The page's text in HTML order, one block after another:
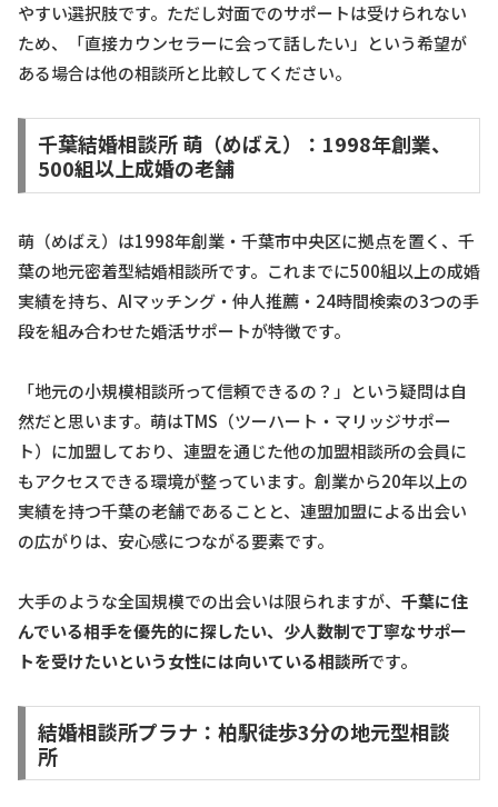
やすい選択肢です。ただし対面でのサポートは受けられない
ため、「直接カウンセラーに会って話したい」という希望が
ある場合は他の相談所と比較してください。
千葉結婚相談所 萌（めばえ）：1998年創業、
500組以上成婚の老舗
萌（めばえ）は1998年創業・千葉市中央区に拠点を置く、千
葉の地元密着型結婚相談所です。これまでに500組以上の成婚
実績を持ち、AIマッチング・仲人推薦・24時間検索の3つの手
段を組み合わせた婚活サポートが特徴です。
「地元の小規模相談所って信頼できるの？」という疑問は自
然だと思います。萌はTMS（ツーハート・マリッジサポー
ト）に加盟しており、連盟を通じた他の加盟相談所の会員に
もアクセスできる環境が整っています。創業から20年以上の
実績を持つ千葉の老舗であることと、連盟加盟による出会い
の広がりは、安心感につながる要素です。
大手のような全国規模での出会いは限られますが、 千葉に住
んでいる相手を優先的に探したい、少人数制で丁寧なサポー
トを受けたいという女性には向いている相談所です。
結婚相談所プラナ：柏駅徒歩3分の地元型相談
所